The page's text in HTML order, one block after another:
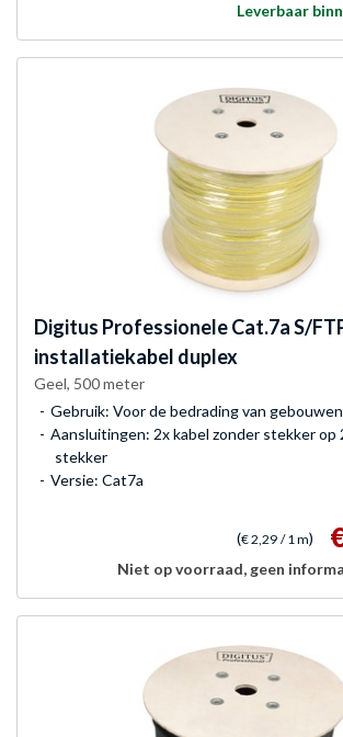
Leverbaar
Digitus Professionele Cat.7a S/
installatiekabel duplex
Geel, 500 meter
Gebruik: Voor de bedrading van gebouwen
Aansluitingen: 2x kabel zonder stekker op
stekker
Versie: Cat7a
(€ 2,29 / 1 m)
Niet op voorraad, geen